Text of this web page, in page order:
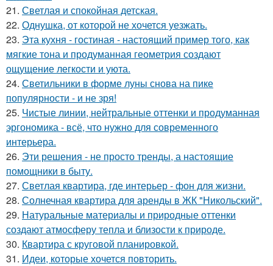
21. Светлая и спокойная детская.
22. Однушка, от которой не хочется уезжать.
23. Эта кухня - гостиная - настоящий пример того, как
мягкие тона и продуманная геометрия создают
ощущение легкости и уюта.
24. Светильники в форме луны снова на пике
популярности - и не зря!
25. Чистые линии, нейтральные оттенки и продуманная
эргономика - всё, что нужно для современного
интерьера.
26. Эти решения - не просто тренды, а настоящие
помощники в быту.
27. Светлая квартира, где интерьер - фон для жизни.
28. Солнечная квартира для аренды в ЖК "Никольский".
29. Натуральные материалы и природные оттенки
создают атмосферу тепла и близости к природе.
30. Квартира с круговой планировкой.
31. Идеи, которые хочется повторить.